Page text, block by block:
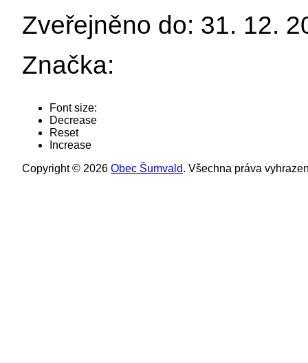
Zveřejněno do: 31. 12.
Značka:
Font size:
Decrease
Reset
Increase
Copyright © 2026Obec Šumvald. Všechna práva